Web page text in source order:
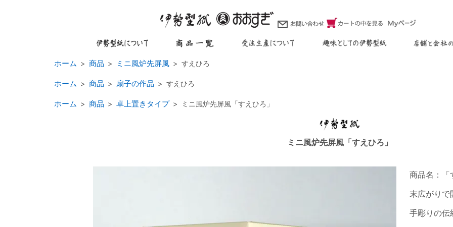
ホーム 商品 ミニ風炉先屏風 すえひろ
ホーム 商品 扇子の作品 すえひろ
ホーム 商品 卓上置きタイプ ミニ風炉先屏風「すえひろ」
ミニ風炉先屏風「すえひろ」
商品名：「
末広がりで
手彫りの伝